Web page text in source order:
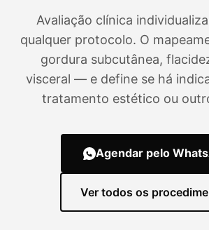
Avaliação clínica
qualquer protocolo. O
gordura subcutânea,
visceral — e define se há
tratamento estético ou
Agendar pelo
Ver todos os